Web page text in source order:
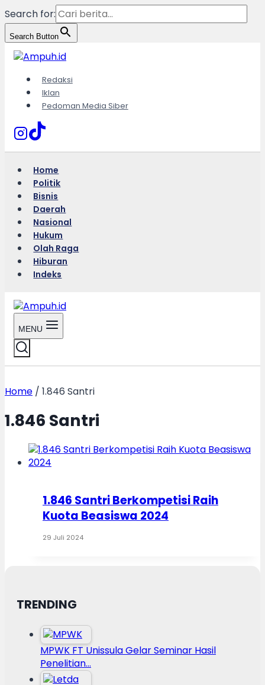
Search for:
Search Button
Skip
to
content
Redaksi
Iklan
Pedoman Media Siber
Home
Politik
Bisnis
Daerah
Nasional
Hukum
Olah Raga
Hiburan
Indeks
MENU
Home / 1.846 Santri
1.846 Santri
1.846 Santri Berkompetisi Raih
Kuota Beasiswa 2024
29 Juli 2024
TRENDING
MPWK FT Unissula Gelar Seminar Hasil
Penelitian…